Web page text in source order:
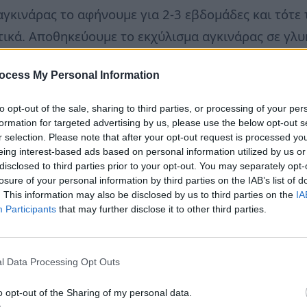
My Personal Information
opt-out of the sale, sharing to third parties, or processing of your
for targeted advertising by us, please use the below opt-out
selection. Please note that after your opt-out request is processed
interest-based ads based on personal information utilized by us
to third parties prior to your opt-out. You may separately
of your personal information by third parties on the IAB’s list of
This information may also be disclosed by us to third parties on the
Participants that may further disclose it to other third parties.
Data Processing Opt Outs
opt-out of the Sharing of my personal data.
το αφήνουμε για 2-3 εβδομάδες και
Αποθηκεύουμε το εκχύλισμα αγκινάρας σε
σε μέρος δροσερό και σκοτεινό, προκειμένου
επιδερμίδας μας.
αγκινάρας με το μέλι μας
χρήση.
μας με το κατάλληλο για τον τύπο του
να ζωντανέψουμε την κυκλοφορία του αίματος
ένα ακτινίδιο στη μέση και να περάσουμε με